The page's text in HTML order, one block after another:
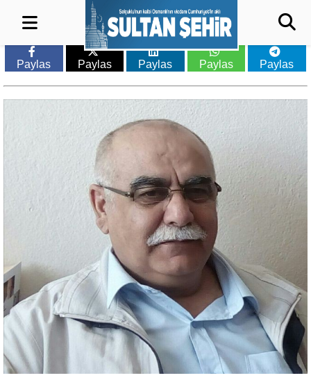
Paylas Paylas Paylas Paylas Paylas